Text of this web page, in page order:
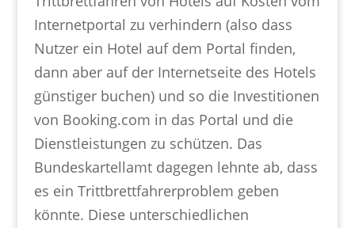
Internetportal zu verhindern (also dass
Nutzer ein Hotel auf dem Portal finden,
dann aber auf der Internetseite des Hotels
günstiger buchen) und so die Investitionen
von Booking.com in das Portal und die
Dienstleistungen zu schützen. Das
Bundeskartellamt dagegen lehnte ab, dass
es ein Trittbrettfahrerproblem geben
könnte. Diese unterschiedlichen